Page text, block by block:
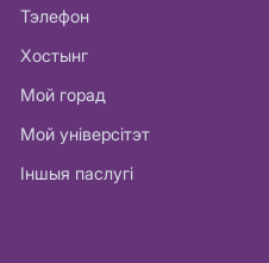
Тэлефон
Хостынг
Мой горад
Мой універсітэт
Іншыя паслугі